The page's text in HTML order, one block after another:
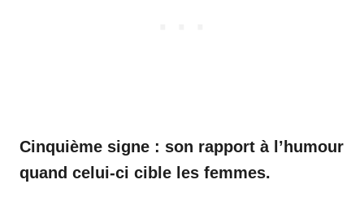
Cinquième signe : son rapport à l’humour
quand celui-ci cible les femmes.